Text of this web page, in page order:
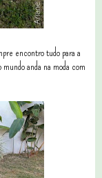
encontro tudo para a
anda na moda com